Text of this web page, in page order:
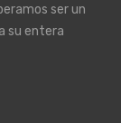
ser un
su entera